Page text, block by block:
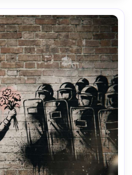
conception murale chef-
mm, profondeur de champ peu
doux-AR 4:5